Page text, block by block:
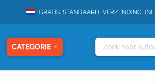
GRATIS STANDAARD VERZENDING
CATEGORIE